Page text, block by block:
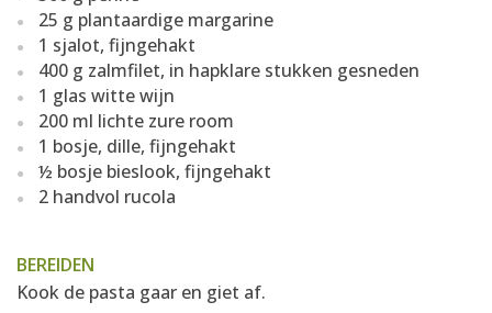
25 g plantaardige margarine
1 sjalot, fijngehakt
400 g zalmfilet, in hapklare stukken gesneden
1 glas witte wijn
200 ml lichte zure room
1 bosje, dille, fijngehakt
½ bosje bieslook, fijngehakt
2 handvol rucola
BEREIDEN
Kook de pasta gaar en giet af.